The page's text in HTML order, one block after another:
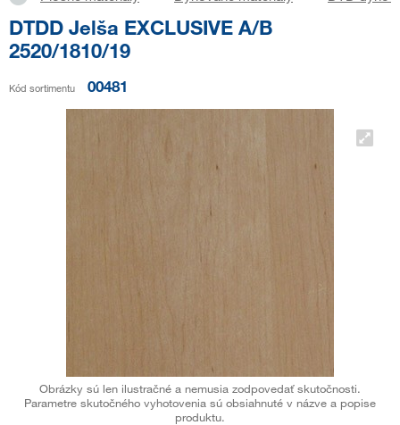
DTDD Jelša EXCLUSIVE A/B
2520/1810/19
Kód sortimentu 00481
Obrázky sú len ilustračné a nemusia zodpovedať skutočnosti.
Parametre skutočného vyhotovenia sú obsiahnuté v názve a popise
produktu.